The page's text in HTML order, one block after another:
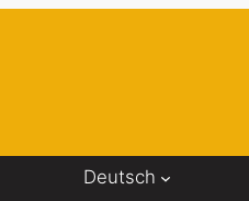
Deutsch